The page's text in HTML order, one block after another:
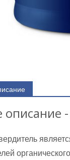
описание